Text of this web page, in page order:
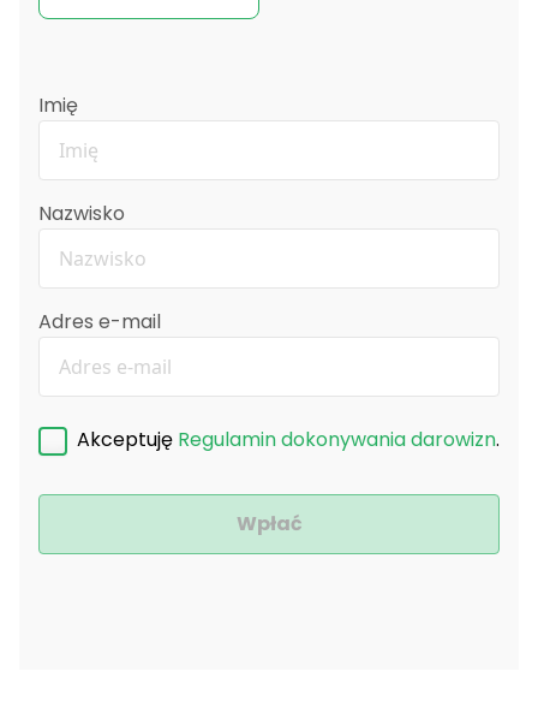
Imię
Nazwisko
Adres e-mail
Akceptuję Regulamin dokonywania darowizn.
Wpłać